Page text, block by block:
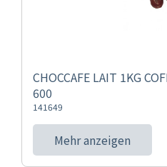
CHOCCAFE LAIT 1KG
600
141649
Mehr anzeigen